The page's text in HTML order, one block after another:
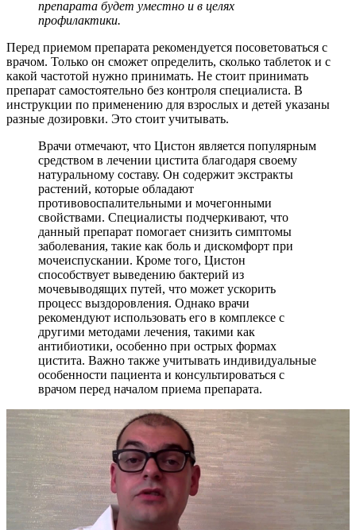
препарата будет уместно и в целях
профилактики.
Перед приемом препарата рекомендуется посоветоваться с
врачом. Только он сможет определить, сколько таблеток и с
какой частотой нужно принимать. Не стоит принимать
препарат самостоятельно без контроля специалиста. В
инструкции по применению для взрослых и детей указаны
разные дозировки. Это стоит учитывать.
Врачи отмечают, что Цистон является популярным
средством в лечении цистита благодаря своему
натуральному составу. Он содержит экстракты
растений, которые обладают
противовоспалительными и мочегонными
свойствами. Специалисты подчеркивают, что
данный препарат помогает снизить симптомы
заболевания, такие как боль и дискомфорт при
мочеиспускании. Кроме того, Цистон
способствует выведению бактерий из
мочевыводящих путей, что может ускорить
процесс выздоровления. Однако врачи
рекомендуют использовать его в комплексе с
другими методами лечения, такими как
антибиотики, особенно при острых формах
цистита. Важно также учитывать индивидуальные
особенности пациента и консультироваться с
врачом перед началом приема препарата.